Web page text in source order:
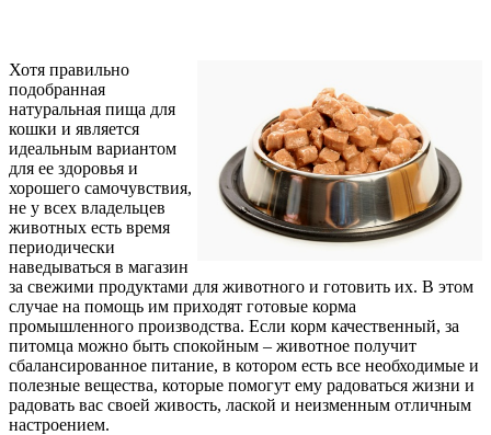
Хотя правильно
подобранная
натуральная пища для
кошки и является
идеальным вариантом
для ее здоровья и
хорошего самочувствия,
не у всех владельцев
животных есть время
периодически
наведываться в магазин
за свежими продуктами для животного и готовить их. В этом
случае на помощь им приходят готовые корма
промышленного производства. Если корм качественный, за
питомца можно быть спокойным – животное получит
сбалансированное питание, в котором есть все необходимые и
полезные вещества, которые помогут ему радоваться жизни и
радовать вас своей живость, лаской и неизменным отличным
настроением.